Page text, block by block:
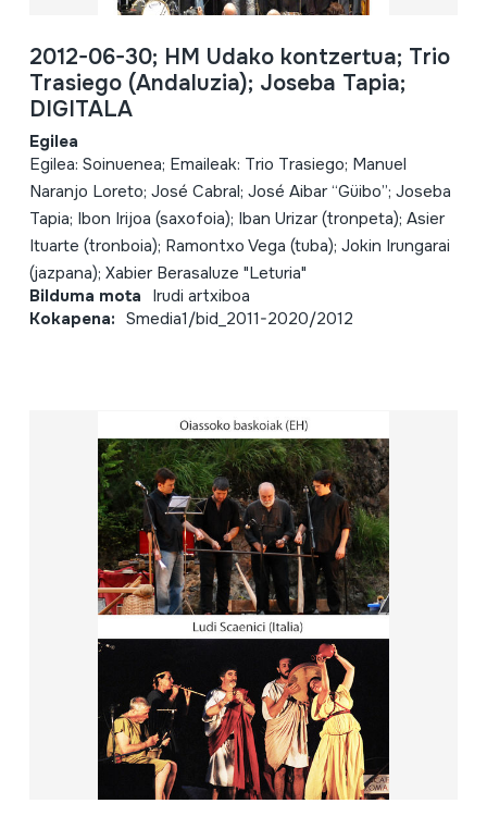
2012-06-30; HM Udako kontzertua; Trio
Trasiego (Andaluzia); Joseba Tapia;
DIGITALA
Egilea
Egilea: Soinuenea; Emaileak: Trio Trasiego; Manuel
Naranjo Loreto; José Cabral; José Aibar “Güibo”; Joseba
Tapia; Ibon Irijoa (saxofoia); Iban Urizar (tronpeta); Asier
Ituarte (tronboia); Ramontxo Vega (tuba); Jokin Irungarai
(jazpana); Xabier Berasaluze "Leturia"
Bilduma mota Irudi artxiboa
Kokapena: Smedia1/bid_2011-2020/2012